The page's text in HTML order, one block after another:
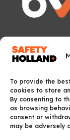
To provide the
cookies to store
By consenting to
as browsing
consent or
may be adversely